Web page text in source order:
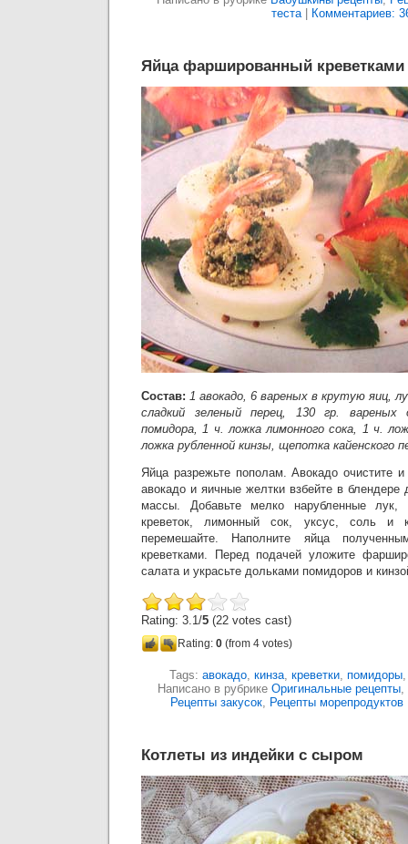
теста| Комментариев:
Яйца фаршированный креветками
Состав: 1 авокадо, 6 вареных в крутую яиц,
сладкий зеленый перец, 130 гр. вареных
помидора, 1 ч. ложка лимонного сока, 1 ч.
ложка рубленной кинзы, щепотка кайенского
Яйца разрежьте пополам. Авокадо очистите
авокадо и яичные желтки взбейте в блендере
массы. Добавьте мелко нарубленные лук,
креветок, лимонный сок, уксус, соль и
перемешайте. Наполните яйца
креветками. Перед подачей уложите
салата и украсьте дольками помидоров и
Rating: 3.1/5 (22 votes cast)
Rating: 0 (from 4 votes)
Tags: авокадо, кинза, креветки, помидоры
Написано в рубрике Оригинальные рецепты,
Рецепты закусок, Рецепты морепродуктов
Котлеты из индейки с сыром